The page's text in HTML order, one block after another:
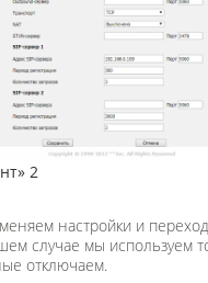
2
настройки и
случае мы используем
отключаем.